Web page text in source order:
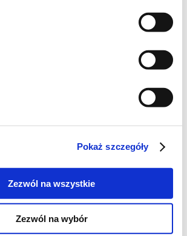
Pokaż szczegóły
Zezwól na wszystkie
Zezwól na wybór
owsianych
pszennych